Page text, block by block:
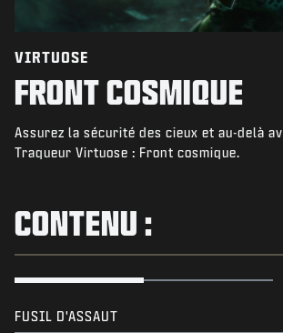
JEUX
ACTUS
CONNEXION|S'INSCRIRE
VIRTUOSE
FRONT COSMIQUE
Assurez la sécurité des cieux et au-delà
Traqueur Virtuose : Front cosmique.
CONTENU :
FUSIL D'ASSAUT